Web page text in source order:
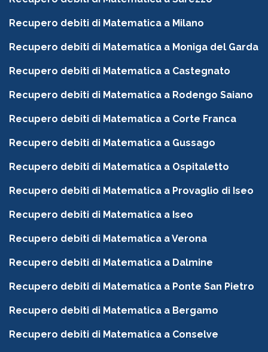
Recupero debiti di Matematica a Milano
Recupero debiti di Matematica a Moniga del Garda
Recupero debiti di Matematica a Castegnato
Recupero debiti di Matematica a Rodengo Saiano
Recupero debiti di Matematica a Corte Franca
Recupero debiti di Matematica a Gussago
Recupero debiti di Matematica a Ospitaletto
Recupero debiti di Matematica a Provaglio di Iseo
Recupero debiti di Matematica a Iseo
Recupero debiti di Matematica a Verona
Recupero debiti di Matematica a Dalmine
Recupero debiti di Matematica a Ponte San Pietro
Recupero debiti di Matematica a Bergamo
Recupero debiti di Matematica a Conselve